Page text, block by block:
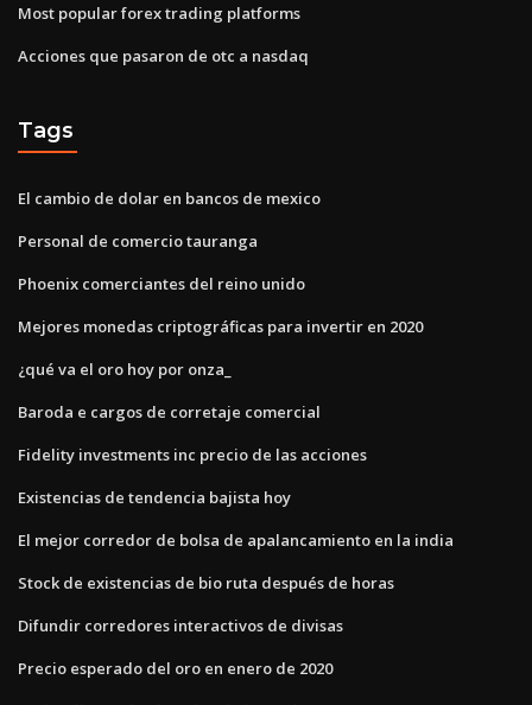
Most popular forex trading platforms
Acciones que pasaron de otc a nasdaq
Tags
El cambio de dolar en bancos de mexico
Personal de comercio tauranga
Phoenix comerciantes del reino unido
Mejores monedas criptográficas para invertir en 2020
¿qué va el oro hoy por onza_
Baroda e cargos de corretaje comercial
Fidelity investments inc precio de las acciones
Existencias de tendencia bajista hoy
El mejor corredor de bolsa de apalancamiento en la india
Stock de existencias de bio ruta después de horas
Difundir corredores interactivos de divisas
Precio esperado del oro en enero de 2020